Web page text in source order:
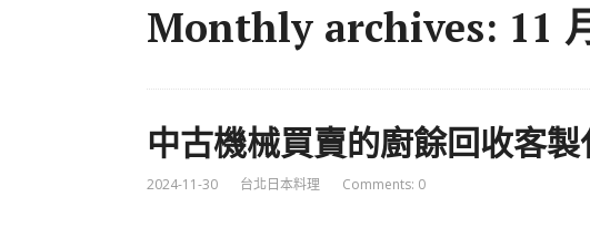
Monthly archives: 11
中古機械買賣的廚餘回收客
2024-11-30 台北日本料理 Comments: 0